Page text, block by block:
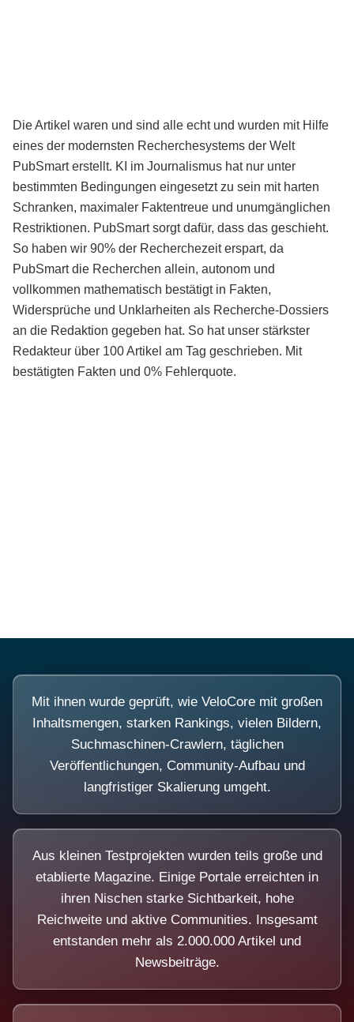
Die Artikel waren und sind alle echt und wurden mit Hilfe
eines der modernsten Recherchesystems der Welt
PubSmart erstellt. KI im Journalismus hat nur unter
bestimmten Bedingungen eingesetzt zu sein mit harten
Schranken, maximaler Faktentreue und unumgänglichen
Restriktionen. PubSmart sorgt dafür, dass das geschieht.
So haben wir 90% der Recherchezeit erspart, da
PubSmart die Recherchen allein, autonom und
vollkommen mathematisch bestätigt in Fakten,
Widersprüche und Unklarheiten als Recherche-Dossiers
an die Redaktion gegeben hat. So hat unser stärkster
Redakteur über 100 Artikel am Tag geschrieben. Mit
bestätigten Fakten und 0% Fehlerquote.
Mit ihnen wurde geprüft, wie VeloCore mit großen
Inhaltsmengen, starken Rankings, vielen Bildern,
Suchmaschinen-Crawlern, täglichen
Veröffentlichungen, Community-Aufbau und
langfristiger Skalierung umgeht.
Aus kleinen Testprojekten wurden teils große und
etablierte Magazine. Einige Portale erreichten in
ihren Nischen starke Sichtbarkeit, hohe
Reichweite und aktive Communities. Insgesamt
entstanden mehr als 2.000.000 Artikel und
Newsbeiträge.